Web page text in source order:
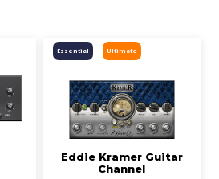
Ultimate
Essential
Eddie Kramer Guitar
Channel